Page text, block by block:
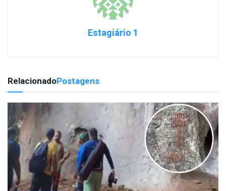
Estagiário 1
RelacionadoPostagens